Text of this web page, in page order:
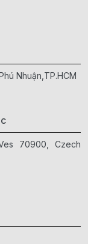
Nhuận,TP.HCM
70900, Czech